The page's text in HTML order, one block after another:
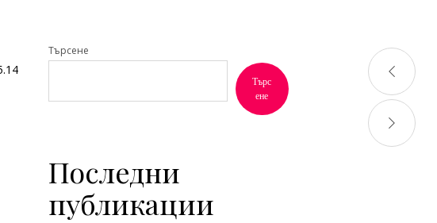
Търсене
Търс
ене
Последни
публикации